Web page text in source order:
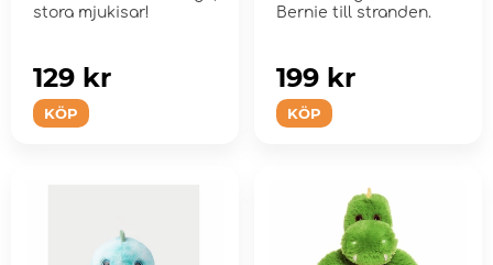
stora mjukisar!
KÖP
129 kr
Bernie till stranden.
KÖP
199 kr